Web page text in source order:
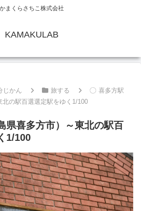
かまくらさちこ株式会社
KAMAKULAB
じかん 旅する
喜多方駅
北の駅百選選定駅をゆく1/100
県喜多方市）～東北の駅百
1/100